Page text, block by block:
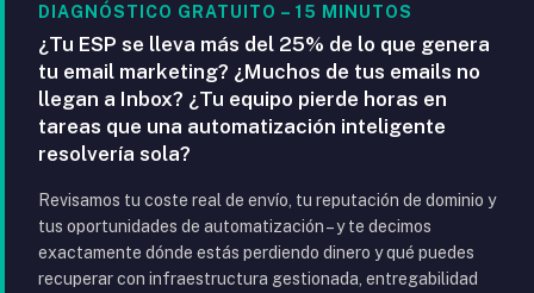
DIAGNÓSTICO GRATUITO – 15 MINUTOS
¿Tu ESP se lleva más del 25% de lo que genera
tu email marketing? ¿Muchos de tus emails no
llegan a Inbox? ¿Tu equipo pierde horas en
tareas que una automatización inteligente
resolvería sola?
Revisamos tu coste real de envío, tu reputación de dominio y
tus oportunidades de automatización – y te decimos
exactamente dónde estás perdiendo dinero y qué puedes
recuperar con infraestructura gestionada, entregabilidad